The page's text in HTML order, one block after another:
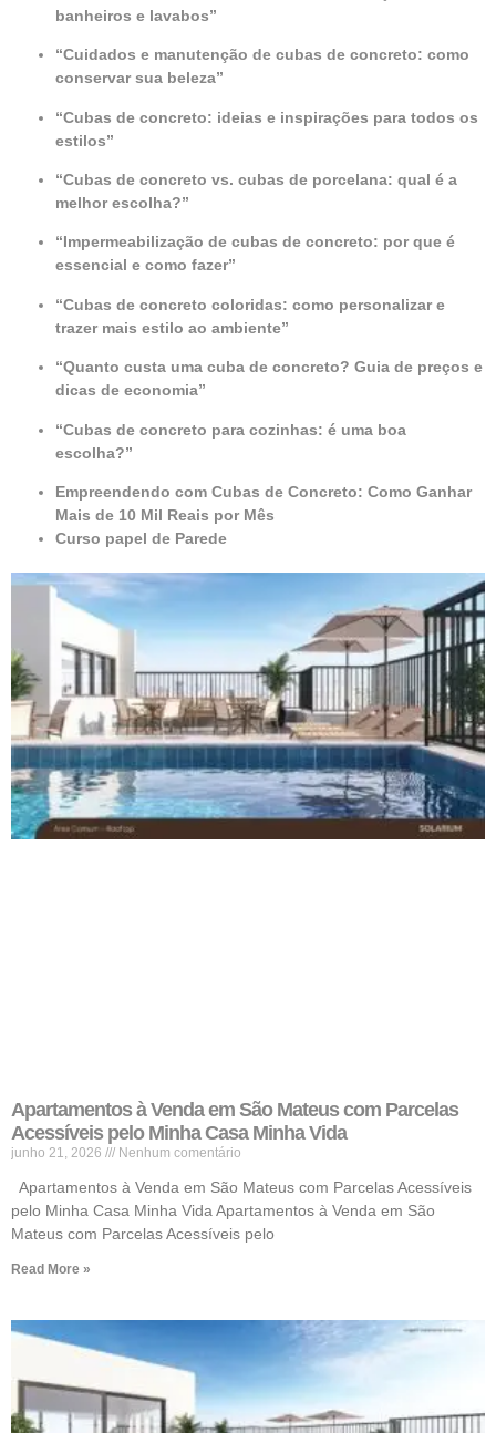
banheiros e lavabos”
“Cuidados e manutenção de cubas de concreto: como
conservar sua beleza”
“Cubas de concreto: ideias e inspirações para todos os
estilos”
“Cubas de concreto vs. cubas de porcelana: qual é a
melhor escolha?”
“Impermeabilização de cubas de concreto: por que é
essencial e como fazer”
“Cubas de concreto coloridas: como personalizar e
trazer mais estilo ao ambiente”
“Quanto custa uma cuba de concreto? Guia de preços e
dicas de economia”
“Cubas de concreto para cozinhas: é uma boa
escolha?”
Empreendendo com Cubas de Concreto: Como Ganhar
Mais de 10 Mil Reais por Mês
Curso papel de Parede
Apartamentos à Venda em São Mateus com Parcelas
Acessíveis pelo Minha Casa Minha Vida
junho 21, 2026 Nenhum comentário
Apartamentos à Venda em São Mateus com Parcelas Acessíveis
pelo Minha Casa Minha Vida Apartamentos à Venda em São
Mateus com Parcelas Acessíveis pelo
Read More »